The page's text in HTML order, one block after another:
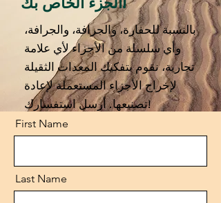
الجزء الخاص بك!
بالنسبة للحفارة، والجرافة، والجرافة،
وأي سلسلة من الأجزاء لأي علامة
تجارية، نقوم بتفكيك المعدات الثقيلة
لإخراج الأجزاء المستعملة لإعادة
تصنيعها. أرسل استفسارك!
First Name
Last Name